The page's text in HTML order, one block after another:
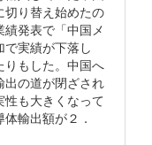
切り替え始めたの
発表で「中国メ
実績が下落し
りもした。中国へ
出の道が閉ざされ
も大きくなって
輸出額が２．